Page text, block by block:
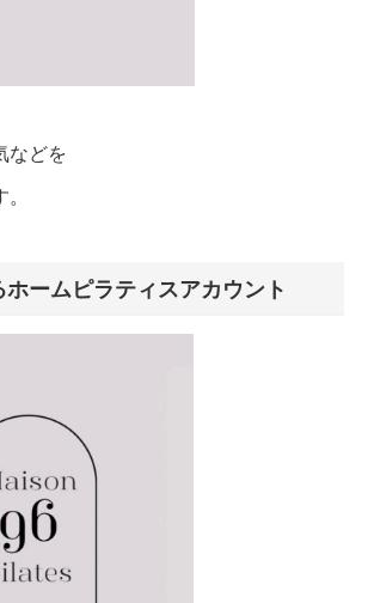
などを
ホームピラティスアカウント